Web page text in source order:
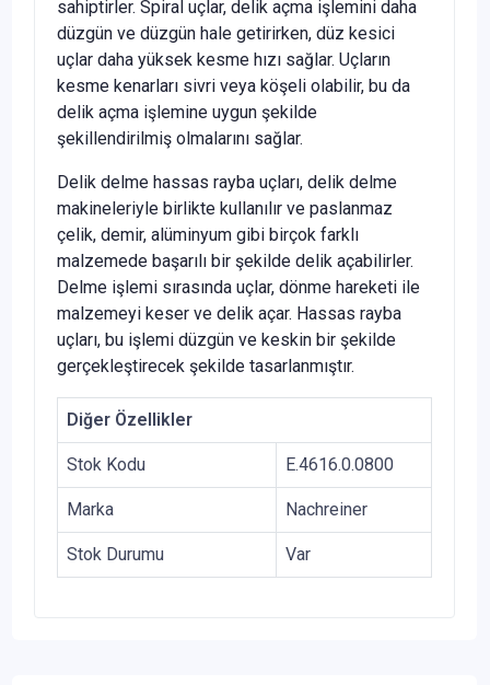
sahiptirler. Spiral uçlar, delik açma işlemini daha
düzgün ve düzgün hale getirirken, düz kesici
uçlar daha yüksek kesme hızı sağlar. Uçların
kesme kenarları sivri veya köşeli olabilir, bu da
delik açma işlemine uygun şekilde
şekillendirilmiş olmalarını sağlar.
Delik delme hassas rayba uçları, delik delme
makineleriyle birlikte kullanılır ve paslanmaz
çelik, demir, alüminyum gibi birçok farklı
malzemede başarılı bir şekilde delik açabilirler.
Delme işlemi sırasında uçlar, dönme hareketi ile
malzemeyi keser ve delik açar. Hassas rayba
uçları, bu işlemi düzgün ve keskin bir şekilde
gerçekleştirecek şekilde tasarlanmıştır.
Diğer Özellikler
Stok Kodu E.4616.0.0800
Marka Nachreiner
Stok Durumu Var